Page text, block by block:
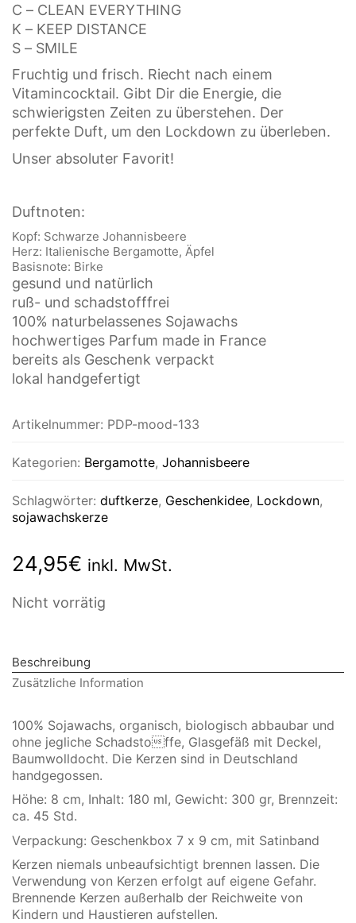
C – CLEAN EVERYTHING
K – KEEP DISTANCE
S – SMILE
Fruchtig und frisch. Riecht nach einem
Vitamincocktail. Gibt Dir die Energie, die
schwierigsten Zeiten zu überstehen. Der
perfekte Duft, um den Lockdown zu überleben.
Unser absoluter Favorit!
Duftnoten:
Kopf: Schwarze Johannisbeere
Herz: Italienische Bergamotte, Äpfel
Basisnote: Birke
gesund und natürlich
ruß- und schadstofffrei
100% naturbelassenes Sojawachs
hochwertiges Parfum made in France
bereits als Geschenk verpackt
lokal handgefertigt
Artikelnummer: PDP-mood-133
Kategorien: Bergamotte, Johannisbeere
Schlagwörter: duftkerze, Geschenkidee, Lockdown,
sojawachskerze
24,95€ inkl. MwSt.
Nicht vorrätig
Beschreibung
Zusätzliche Information
100% Sojawachs, organisch, biologisch abbaubar und
ohne jegliche Schadstoffe, Glasgefäß mit Deckel,
Baumwolldocht. Die Kerzen sind in Deutschland
handgegossen.
Höhe: 8 cm, Inhalt: 180 ml, Gewicht: 300 gr, Brennzeit:
ca. 45 Std.
Verpackung: Geschenkbox 7 x 9 cm, mit Satinband
Kerzen niemals unbeaufsichtigt brennen lassen. Die
Verwendung von Kerzen erfolgt auf eigene Gefahr.
Brennende Kerzen außerhalb der Reichweite von
Kindern und Haustieren aufstellen.